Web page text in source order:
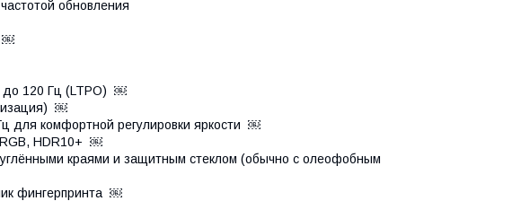
обновления
￼
до 120 Гц (LTPO) ￼
￼
для комфортной регулировки яркости ￼
HDR10+ ￼
краями и защитным стеклом (обычно с олеофобным
фингерпринта ￼